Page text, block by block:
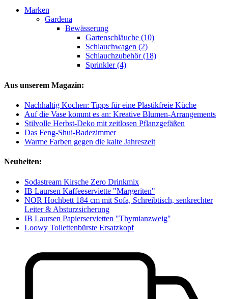
Marken
Gardena
Bewässerung
Gartenschläuche (10)
Schlauchwagen (2)
Schlauchzubehör (18)
Sprinkler (4)
Aus unserem Magazin:
Nachhaltig Kochen: Tipps für eine Plastikfreie Küche
Auf die Vase kommt es an: Kreative Blumen-Arrangements
Stilvolle Herbst-Deko mit zeitlosen Pflanzgefäßen
Das Feng-Shui-Badezimmer
Warme Farben gegen die kalte Jahreszeit
Neuheiten:
Sodastream Kirsche Zero Drinkmix
IB Laursen Kaffeeserviette "Margeriten"
NOR Hochbett 184 cm mit Sofa, Schreibtisch, senkrechter
Leiter & Absturzsicherung
IB Laursen Papierservietten "Thymianzweig"
Loowy Toilettenbürste Ersatzkopf